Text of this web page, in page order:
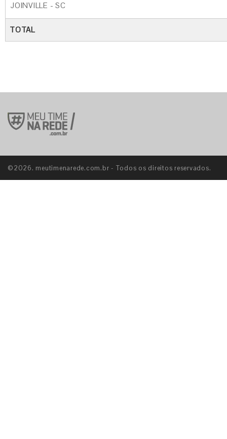
JOINVILLE - SC
TOTAL
©2026. meutimenarede.com.br - Todos os direitos reservados.